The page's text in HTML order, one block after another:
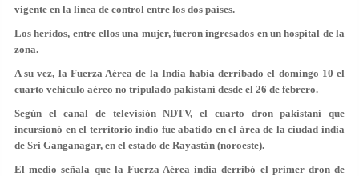
vigente en la línea de control entre los dos países.
Los heridos, entre ellos una mujer, fueron ingresados en un hospital de la
zona.
A su vez, la Fuerza Aérea de la India había derribado el domingo 10 el
cuarto vehículo aéreo no tripulado pakistaní desde el 26 de febrero.
Según el canal de televisión NDTV, el cuarto dron pakistaní que
incursionó en el territorio indio fue abatido en el área de la ciudad india
de Sri Ganganagar, en el estado de Rayastán (noroeste).
El medio señala que la Fuerza Aérea india derribó el primer dron de